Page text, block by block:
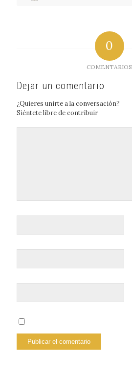
0
COMENTARIOS
Dejar un comentario
¿Quieres unirte a la conversación?
Siéntete libre de contribuir